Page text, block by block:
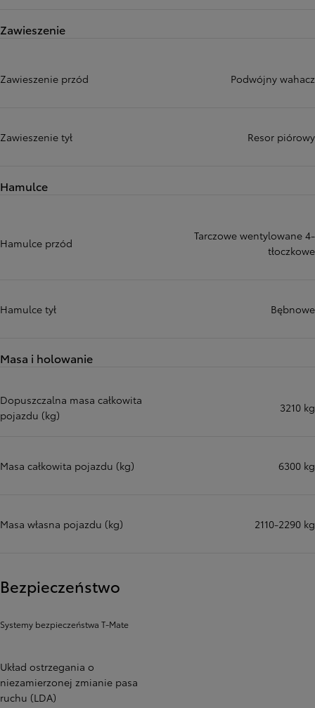
Zawieszenie
Zawieszenie przód Podwójny wahacz
Zawieszenie tył Resor piórowy
Hamulce
Hamulce przód
Tarczowe wentylowane 4-
tłoczkowe
Hamulce tył Bębnowe
Masa i holowanie
Dopuszczalna masa całkowita
pojazdu (kg)
3210 kg
Masa całkowita pojazdu (kg) 6300 kg
Masa własna pojazdu (kg) 2110-2290 kg
Bezpieczeństwo
Systemy bezpieczeństwa T-Mate
Układ ostrzegania o
niezamierzonej zmianie pasa
ruchu (LDA)